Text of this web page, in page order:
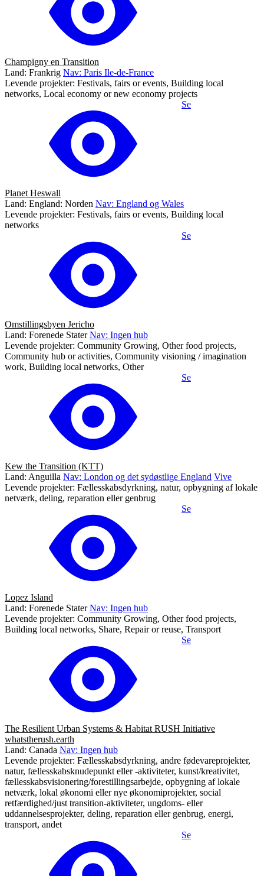
Champigny en Transition
Land: Frankrig Nav: Paris Ile-de-France
Levende projekter: Festivals, fairs or events, Building local
networks, Local economy or new economy projects
Se
Planet Heswall
Land: England: Norden Nav: England og Wales
Levende projekter: Festivals, fairs or events, Building local
networks
Se
Omstillingsbyen Jericho
Land: Forenede Stater Nav: Ingen hub
Levende projekter: Community Growing, Other food projects,
Community hub or activities, Community visioning / imagination
work, Building local networks, Other
Se
Kew the Transition (KTT)
Land: Anguilla Nav: London og det sydøstlige England Vive
Levende projekter: Fællesskabsdyrkning, natur, opbygning af lokale
netværk, deling, reparation eller genbrug
Se
Lopez Island
Land: Forenede Stater Nav: Ingen hub
Levende projekter: Community Growing, Other food projects,
Building local networks, Share, Repair or reuse, Transport
Se
The Resilient Urban Systems & Habitat RUSH Initiative
whatstherush.earth
Land: Canada Nav: Ingen hub
Levende projekter: Fællesskabsdyrkning, andre fødevareprojekter,
natur, fællesskabsknudepunkt eller -aktiviteter, kunst/kreativitet,
fællesskabsvisionering/forestillingsarbejde, opbygning af lokale
netværk, lokal økonomi eller nye økonomiprojekter, social
retfærdighed/just transition-aktiviteter, ungdoms- eller
uddannelsesprojekter, deling, reparation eller genbrug, energi,
transport, andet
Se